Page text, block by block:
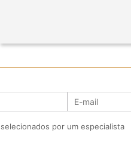
por um especialista